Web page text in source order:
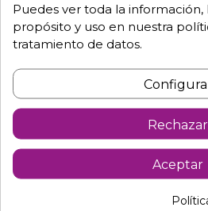
Puedes ver toda la información,
propósito y uso en nuestra
tratamiento de datos.
Rechazar
Aceptar